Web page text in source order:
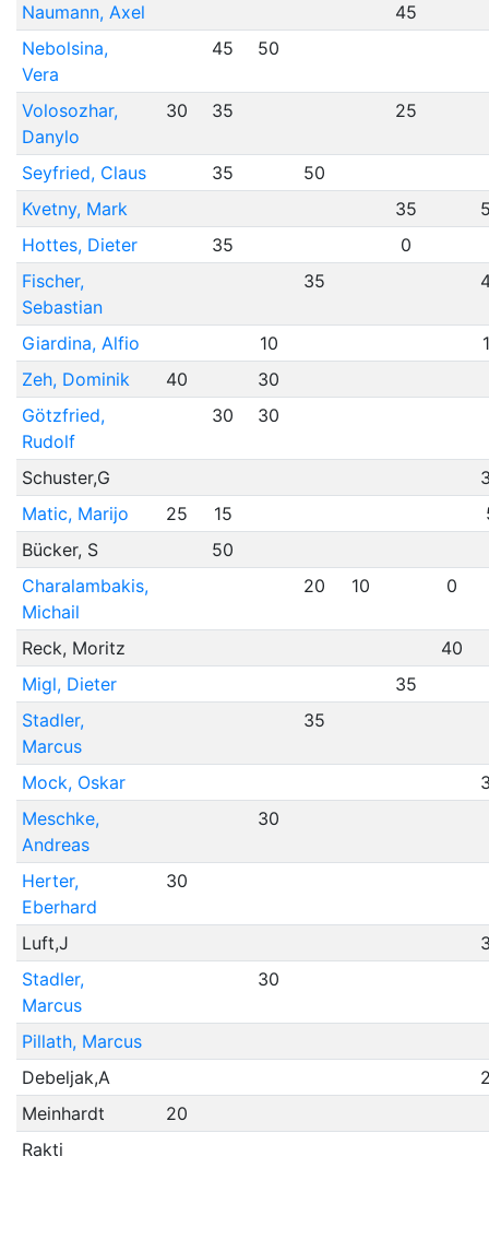
Naumann, Axel
45
Nebolsina,
Vera
45 50
Volosozhar,
Danylo
30 35 25
Seyfried, Claus 35
50
Kvetny, Mark
35
Hottes, Dieter
35
0
Fischer,
Sebastian
35
Giardina, Alfio 10
Zeh, Dominik
40
30
Götzfried,
Rudolf
30 30
Schuster,G
Matic, Marijo
25 15
Bücker, S
50
Charalambakis,
Michail
20 10 0
Reck, Moritz
40
Migl, Dieter
35
Stadler,
Marcus
35
Mock, Oskar
Meschke,
Andreas
30
Herter,
Eberhard
30
Luft,J
Stadler,
Marcus
30
Pillath, Marcus
Debeljak,A
Meinhardt
20
Rakti